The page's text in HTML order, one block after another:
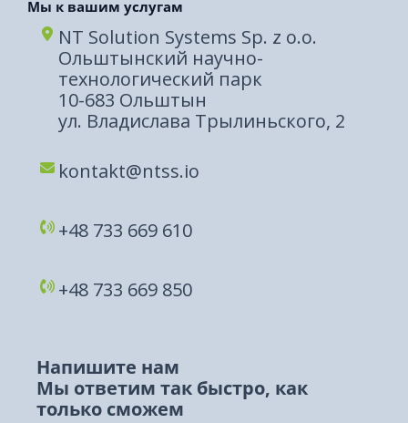
Мы к вашим услугам
NT Solution Systems Sp. z o.o.
Ольштынский научно-
технологический парк
10-683 Ольштын
ул. Владислава Трылиньского, 2
kontakt@ntss.io
+48 733 669 610​
+48 733 669 850​
Напишите нам
Мы ответим так быстро, как
только сможем